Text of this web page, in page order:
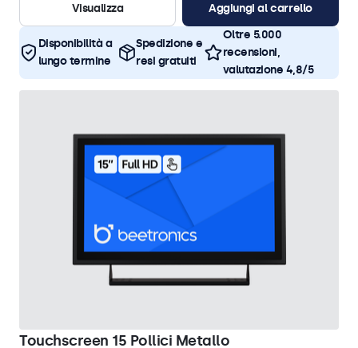
Visualizza
Aggiungi al carrello
Disponibilità a
lungo termine
Spedizione e
resi gratuiti
Oltre 5.000
recensioni,
valutazione 4,8/5
Touchscreen 15 Pollici Metallo